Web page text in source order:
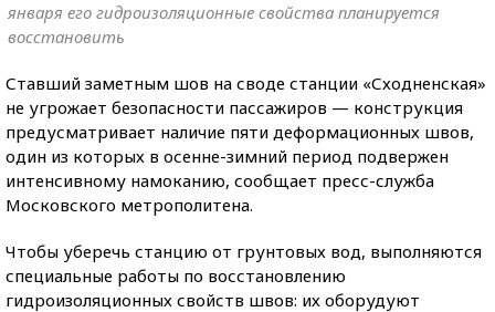
января его гидроизоляционные свойства планируется
восстановить
Ставший заметным шов на своде станции «Сходненская»
не угрожает безопасности пассажиров — конструкция
предусматривает наличие пяти деформационных швов,
один из которых в осенне-зимний период подвержен
интенсивному намоканию, сообщает пресс-служба
Московского метрополитена.
Чтобы уберечь станцию от грунтовых вод, выполняются
специальные работы по восстановлению
гидроизоляционных свойств швов: их оборудуют